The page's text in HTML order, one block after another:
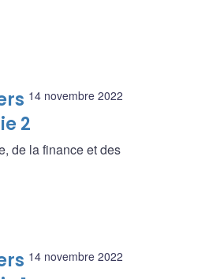
14 novembre 2022
2
de la finance et des
14 novembre 2022